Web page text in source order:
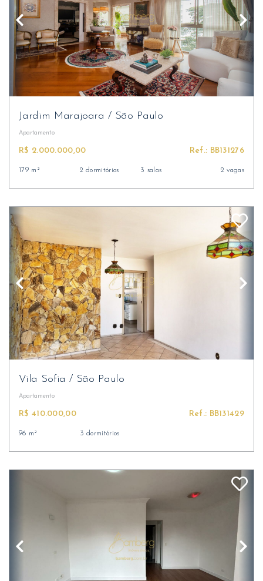
Jardim Marajoara / São Paulo
Apartamento
R$ 2.000.000,00 Ref.: BB131276
179 m² 2 dormitórios 3 salas 2 vagas
Vila Sofia/ São Paulo
Apartamento
R$ 410.000,00 Ref.: BB131429
96 m² 3 dormitórios